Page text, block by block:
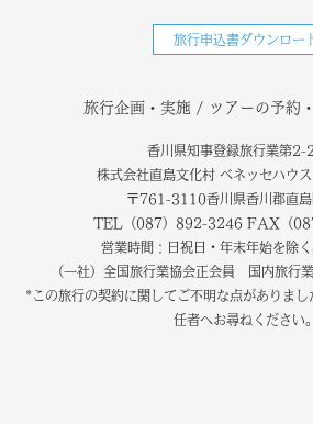
旅行申込書ダウンロー
旅行企画・実施 / ツアーの予約
香川県知事登録旅行業第2-
株式会社直島文化村 ベネッセハウ
〒761-3110香川県香川郡直
TEL（087）892-3246 FAX（
営業時間：日祝日・年末年始を除
（一社）全国旅行業協会正会員 国内旅行
*この旅行の契約に関してご不明な点がありま
任者へお尋ねください。